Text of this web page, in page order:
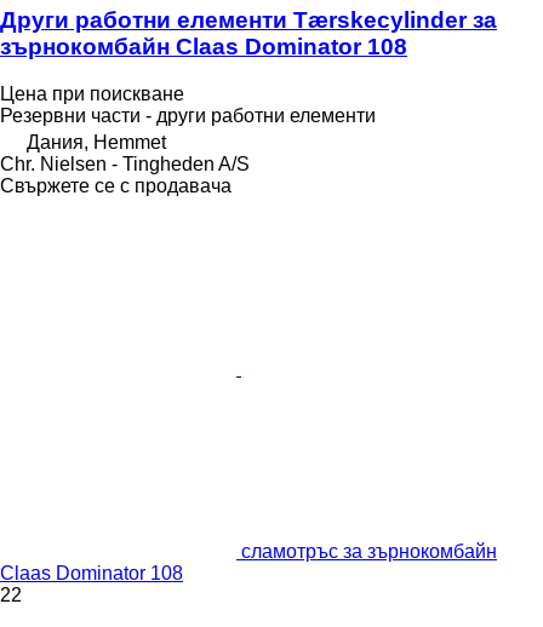
Други работни елементи Tærskecylinder за
зърнокомбайн Claas Dominator 108
Цена при поискване
Резервни части - други работни елементи
Дания, Hemmet
Chr. Nielsen - Tingheden A/S
Свържете се с продавача
сламотръс за зърнокомбайн
Claas Dominator 108
22